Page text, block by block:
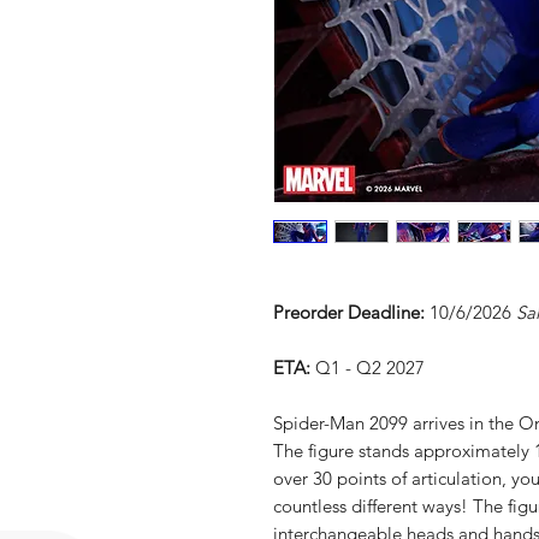
Preorder Deadline: 10/6/2026
ETA: Q1 - Q2 2027
Spider-Man 2099 arrives in the
The figure stands
over 30 points of articulation,
countless different ways! The
interchangeable heads and